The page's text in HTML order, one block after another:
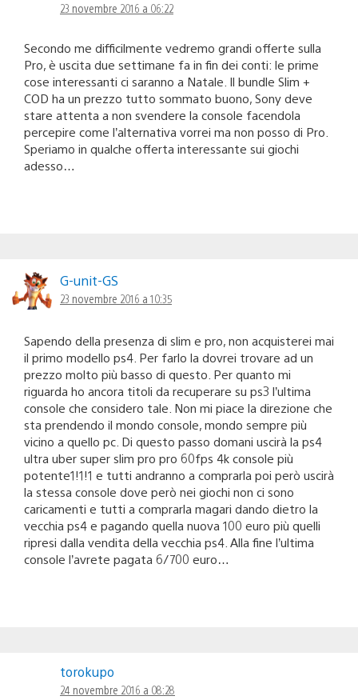
23 novembre 2016 a 06:22
Secondo me difficilmente vedremo grandi offerte sulla
Pro, è uscita due settimane fa in fin dei conti: le prime
cose interessanti ci saranno a Natale. Il bundle Slim +
COD ha un prezzo tutto sommato buono, Sony deve
stare attenta a non svendere la console facendola
percepire come l’alternativa vorrei ma non posso di Pro.
Speriamo in qualche offerta interessante sui giochi
adesso…
G-unit-GS
23 novembre 2016 a 10:35
Sapendo della presenza di slim e pro, non acquisterei mai
il primo modello ps4. Per farlo la dovrei trovare ad un
prezzo molto più basso di questo. Per quanto mi
riguarda ho ancora titoli da recuperare su ps3 l’ultima
console che considero tale. Non mi piace la direzione che
sta prendendo il mondo console, mondo sempre più
vicino a quello pc. Di questo passo domani uscirà la ps4
ultra uber super slim pro pro 60fps 4k console più
potente1!1!1 e tutti andranno a comprarla poi però uscirà
la stessa console dove però nei giochi non ci sono
caricamenti e tutti a comprarla magari dando dietro la
vecchia ps4 e pagando quella nuova 100 euro più quelli
ripresi dalla vendita della vecchia ps4. Alla fine l’ultima
console l’avrete pagata 6/700 euro…
torokupo
24 novembre 2016 a 08:28